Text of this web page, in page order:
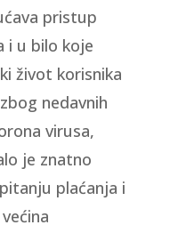
pristup
i u bilo koje
život korisnika
nedavnih
virusa,
je znatno
plaćanja i